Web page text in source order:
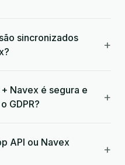
sincronizados
+
Navex é segura e
GDPR?
+
API ou Navex
+